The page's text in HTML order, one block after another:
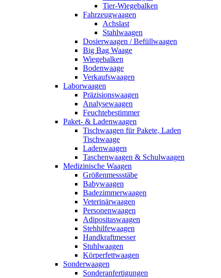
Tier-Wiegebalken
Fahrzeugwaagen
Achslast
Stahlwaagen
Dosierwaagen / Befüllwaagen
Big Bag Waage
Wiegebalken
Bodenwaage
Verkaufswaagen
Laborwaagen
Präzisionswaagen
Analysewaagen
Feuchtebestimmer
Paket- & Ladenwaagen
Tischwaagen für Pakete, Laden
Tischwaage
Ladenwaagen
Taschenwaagen & Schulwaagen
Medizinische Waagen
Größenmessstäbe
Babywaagen
Badezimmerwaagen
Veterinärwaagen
Personenwaagen
Adipositaswaagen
Stehhilfewaagen
Handkraftmesser
Stuhlwaagen
Körperfettwaagen
Sonderwaagen
Sonderanfertigungen